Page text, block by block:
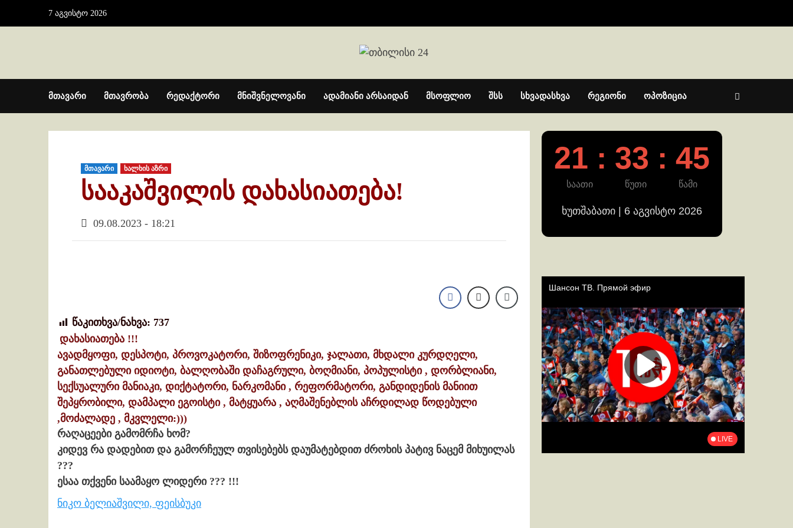
7 აგვისტო 2026
მთავარი მთავრობა რედაქტორი მნიშვნელოვანი ადამიანი არსაიდან მსოფლიო შსს სხვადასხვა რეგიონი ოპოზიცია
მთავარი ხალხის აზრი
სააკაშვილის დახასიათება!
09.08.2023 - 18:21
წაკითხვა/ნახვა: 737
დახასიათება !!!
ავადმყოფი, დესპოტი, პროვოკატორი, შიზოფრენიკი, ჯალათი, მხდალი კურდღელი,
განათლებული იდიოტი, ბალღობაში დაჩაგრული, ბოღმიანი, პოპულისტი , დორბლიანი,
სექსუალური მანიაკი, დიქტატორი, ნარკომანი , რეფორმატორი, განდიდენის მანიით
შეპყრობილი, დამპალი ეგოისტი , მატყუარა , აღმაშენებლის აჩრდილად წოდებული
,მოძალადე , მკვლელი:)))
რაღაცეები გამომრჩა ხომ?
კიდევ რა დადებით და გამორჩეულ თვისებებს დაუმატებდით ძროხის პატივ ნაცემ მიხუილას
???
ესაა თქვენი საამაყო ლიდერი ??? !!!
ნიკო ბელიაშვილი, ფეისბუკი
21 : 33 : 45
საათი წუთი წამი
ხუთშაბათი | 6 აგვისტო 2026